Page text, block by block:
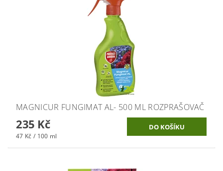
MAGNICUR FUNGIMAT AL- 500 ML ROZPRAŠOVAČ
235 Kč
47 Kč / 100 ml